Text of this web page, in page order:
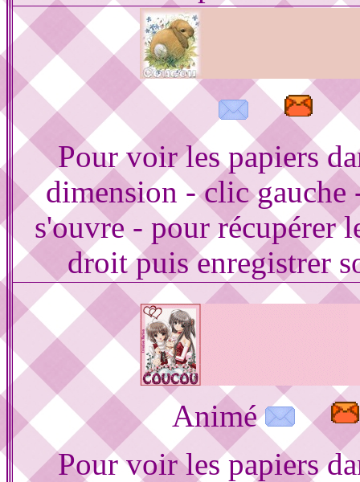
Pour voir les papiers
dimension - clic gauche
s'ouvre - pour récupérer
droit puis enregistrer
Animé
Pour voir les papiers